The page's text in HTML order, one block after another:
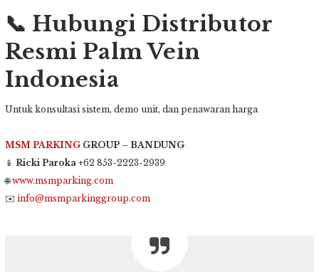
📞 Hubungi Distributor
Resmi Palm Vein
Indonesia
Untuk konsultasi sistem, demo unit, dan penawaran harga
MSM PARKING GROUP – BANDUNG
📱 Ricki Paroka +62 853-2223-2939
🌐www.msmparking.com
✉️ info@msmparkinggroup.com